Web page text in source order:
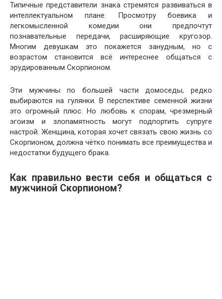
Типичные представители знака стремятся развиваться в
интеллектуальном плане. Просмотру боевика и
легкомысленной комедии они предпочтут
познавательные передачи, расширяющие кругозор.
Многим девушкам это покажется занудным, но с
возрастом становится всё интереснее общаться с
эрудированным Скорпионом.
Эти мужчины по большей части домоседы, редко
выбираются на гулянки. В перспективе семенной жизни
это огромный плюс. Но любовь к спорам, чрезмерный
эгоизм и злопамятность могут подпортить супруге
настрой. Женщина, которая хочет связать свою жизнь со
Скорпионом, должна чётко понимать все преимущества и
недостатки будущего брака.
Как правильно вести себя и общаться с
мужчиной Скорпионом?